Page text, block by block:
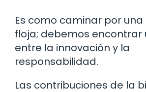
Es como caminar por
floja; debemos encontrar
entre la innovación y la
responsabilidad.
Las contribuciones de la